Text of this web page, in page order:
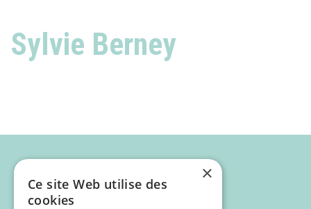
Sylvie Berney
×
Ce site Web utilise des
cookies